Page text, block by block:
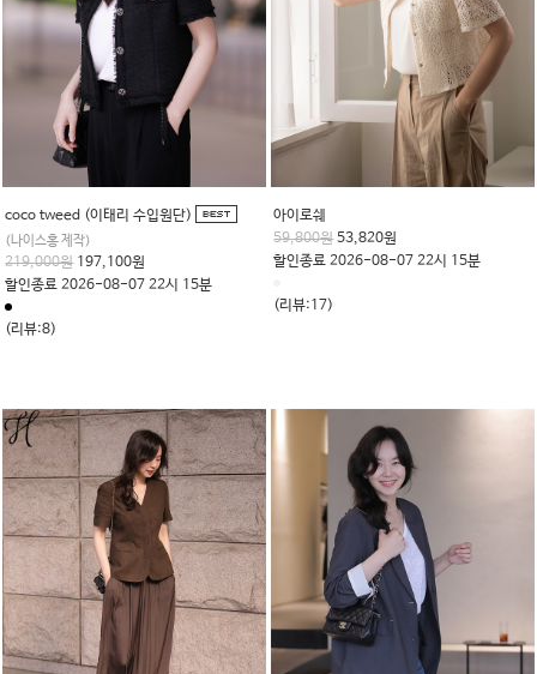
coco tweed (이태리 수입원단)
(나이스홍 제작)
219,000원 197,100원
할인종료 2026-08-07 22시 15분
(리뷰:8)
아이로쉐
59,800원 53,820원
할인종료 2026-08-07 22시 15분
(리뷰:17)